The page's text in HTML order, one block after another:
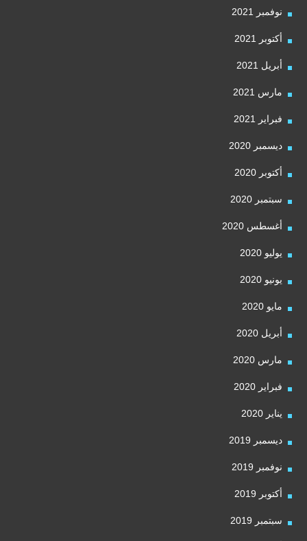
نوفمبر 2021
أكتوبر 2021
أبريل 2021
مارس 2021
فبراير 2021
ديسمبر 2020
أكتوبر 2020
سبتمبر 2020
أغسطس 2020
يوليو 2020
يونيو 2020
مايو 2020
أبريل 2020
مارس 2020
فبراير 2020
يناير 2020
ديسمبر 2019
نوفمبر 2019
أكتوبر 2019
سبتمبر 2019